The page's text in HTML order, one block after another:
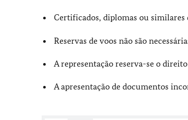
Certificados, diplomas ou similares
Reservas de voos não são
A representação reserva-se o
A apresentação de documentos